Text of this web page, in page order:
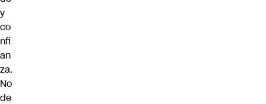
y
co
nfi
an
za.
No
de